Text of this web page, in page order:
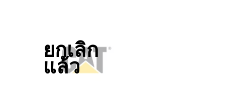
ยกเลิก
แล้ว